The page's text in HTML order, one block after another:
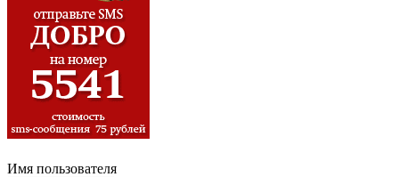
Имя пользователя